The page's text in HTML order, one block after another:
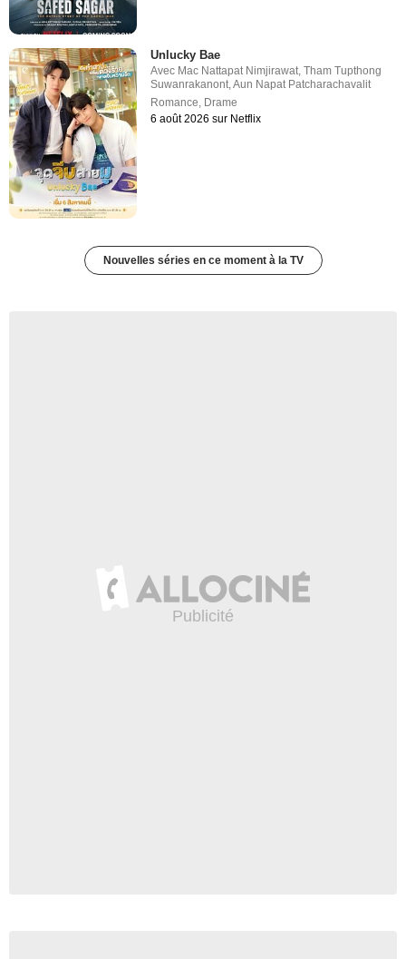
Unlucky Bae
Avec Mac Nattapat Nimjirawat,Tham Tupthong
Suwanrakanont,Aun Napat Patcharachavalit
Romance, Drame
6 août 2026 sur Netflix
Nouvelles séries en ce moment à la TV